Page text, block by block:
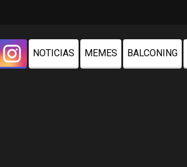
NOTICIAS MEMES BALCONING